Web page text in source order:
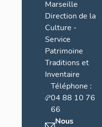
Marseille
Direction de la
Culture -
Service
Patrimoine
Traditions et
Inventaire
Téléphone :
04 88 10 76
66
Nous